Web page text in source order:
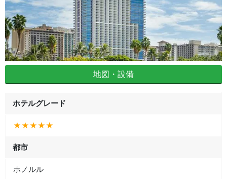
地図・設備
ホテルグレード
★★★★★
都市
ホノルル